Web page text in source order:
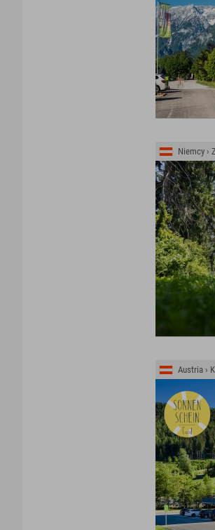
Niemcy ›
Austria ›